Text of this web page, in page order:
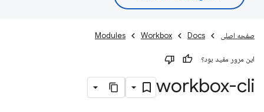
صفحه اصلی Docs
Workbox
Modules
این مرور مفید بود؟
workbox-cli